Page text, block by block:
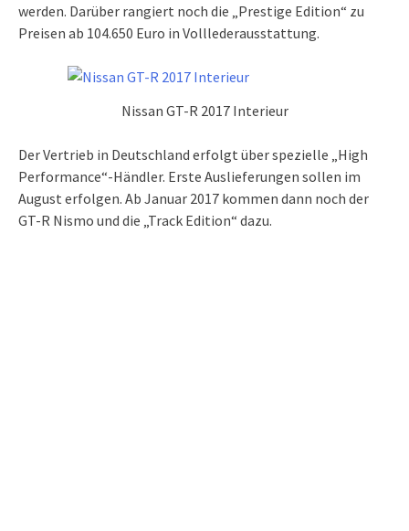
werden. Darüber rangiert noch die „Prestige Edition“ zu
Preisen ab 104.650 Euro in Volllederausstattung.
Nissan GT-R 2017 Interieur
Der Vertrieb in Deutschland erfolgt über spezielle „High
Performance“-Händler. Erste Auslieferungen sollen im
August erfolgen. Ab Januar 2017 kommen dann noch der
GT-R Nismo und die „Track Edition“ dazu.